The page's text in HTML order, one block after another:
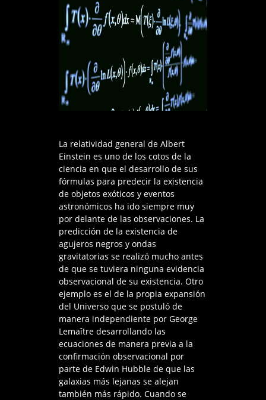
La relatividad general de Albert
Einstein es uno de los cotos de la
ciencia en que el desarrollo de sus
fórmulas para predecir la existencia
de objetos exóticos y eventos
astronómicos ha ido siempre muy
por delante de las observaciones. La
predicción de la existencia de
agujeros negros y ondas
gravitatorias se realizó mucho antes
de que se tuviera ninguna evidencia
observacional de su existencia. Otro
ejemplo es el de la propia expansión
del Universo que se postuló de
manera independiente por George
Lemaître desarrollando las
ecuaciones de manera previa a la
confirmación observacional por
parte de Edwin Hubble de que las
galaxias más lejanas se alejan
también más rápido. Cuando se